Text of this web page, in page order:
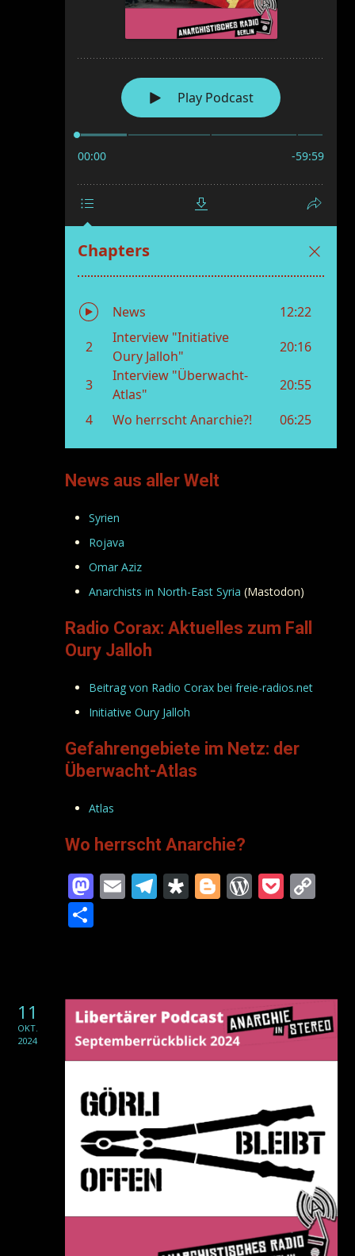
News aus aller Welt
Syrien
Rojava
Omar Aziz
Anarchists in North-East Syria (Mastodon)
Radio Corax: Aktuelles zum Fall
Oury Jalloh
Beitrag von Radio Corax bei freie-radios.net
Initiative Oury Jalloh
Gefahrengebiete im Netz: der
Überwacht-Atlas
Atlas
Wo herrscht Anarchie?
Mastodon
EmailTelegram
Diaspora
Blogger
11
OKT.
2024